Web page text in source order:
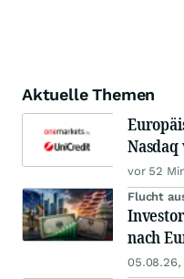
Aktuelle Themen
vor 52
Flucht
nach
05.08.26,